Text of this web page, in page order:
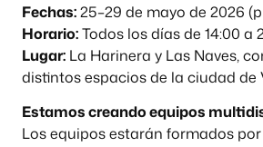
Fechas:25–29 de mayo de 2026
Horario:Todos los días de 14:00 a
Lugar: La Harinera y Las Naves,
distintos espacios de la ciudad de
Estamos creando equipos
Los equipos estarán formados